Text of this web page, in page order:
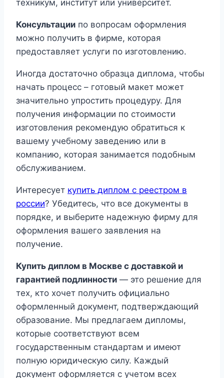
техникум, институт или университет.
Консультации по вопросам оформления
можно получить в фирме, которая
предоставляет услуги по изготовлению.
Иногда достаточно образца диплома, чтобы
начать процесс – готовый макет может
значительно упростить процедуру. Для
получения информации по стоимости
изготовления рекомендую обратиться к
вашему учебному заведению или в
компанию, которая занимается подобным
обслуживанием.
Интересует купить диплом с реестром в
россии? Убедитесь, что все документы в
порядке, и выберите надежную фирму для
оформления вашего заявления на
получение.
Купить диплом в Москве с доставкой и
гарантией подлинности — это решение для
тех, кто хочет получить официально
оформленный документ, подтверждающий
образование. Мы предлагаем дипломы,
которые соответствуют всем
государственным стандартам и имеют
полную юридическую силу. Каждый
документ оформляется с учетом всех